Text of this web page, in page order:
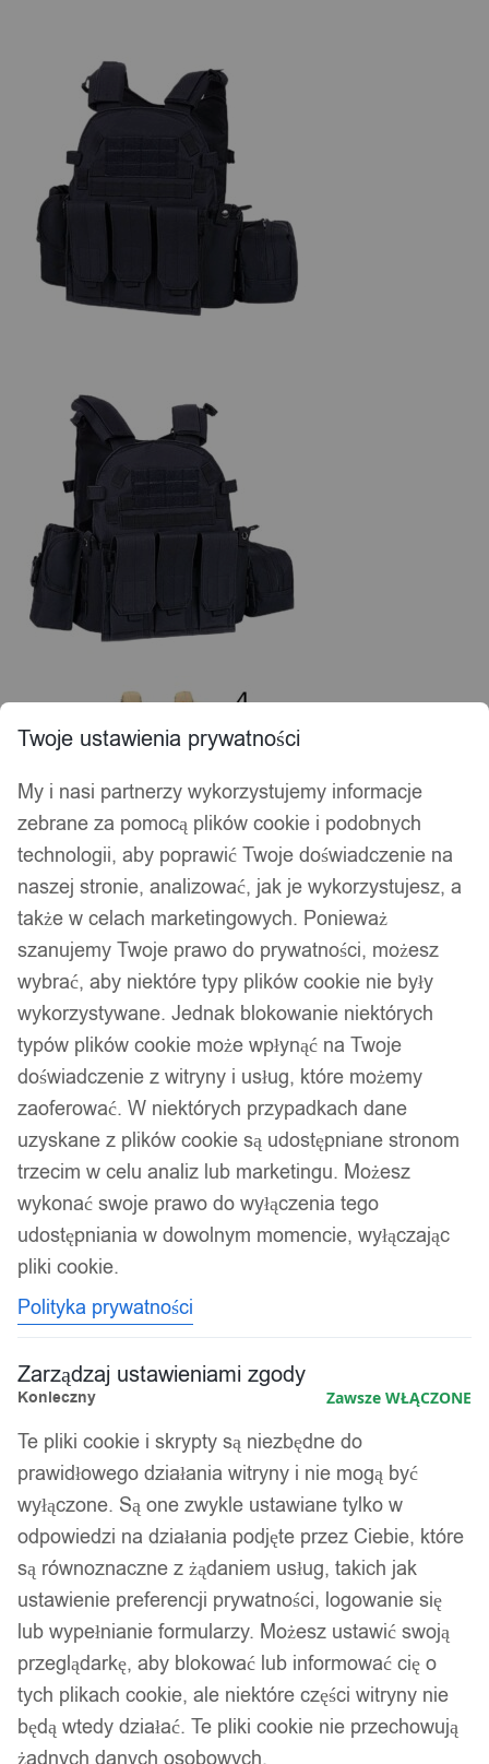
Twoje ustawienia prywatności
My i nasi partnerzy wykorzystujemy informacje
zebrane za pomocą plików cookie i podobnych
technologii, aby poprawić Twoje doświadczenie na
naszej stronie, analizować, jak je wykorzystujesz, a
także w celach marketingowych. Ponieważ
szanujemy Twoje prawo do prywatności, możesz
wybrać, aby niektóre typy plików cookie nie były
wykorzystywane. Jednak blokowanie niektórych
typów plików cookie może wpłynąć na Twoje
doświadczenie z witryny i usług, które możemy
zaoferować. W niektórych przypadkach dane
uzyskane z plików cookie są udostępniane stronom
trzecim w celu analiz lub marketingu. Możesz
wykonać swoje prawo do wyłączenia tego
udostępniania w dowolnym momencie, wyłączając
pliki cookie.
Polityka prywatności
Zarządzaj ustawieniami zgody
Konieczny Zawsze WŁĄCZONE
Te pliki cookie i skrypty są niezbędne do
prawidłowego działania witryny i nie mogą być
wyłączone. Są one zwykle ustawiane tylko w
odpowiedzi na działania podjęte przez Ciebie, które
są równoznaczne z żądaniem usług, takich jak
ustawienie preferencji prywatności, logowanie się
lub wypełnianie formularzy. Możesz ustawić swoją
przeglądarkę, aby blokować lub informować cię o
tych plikach cookie, ale niektóre części witryny nie
będą wtedy działać. Te pliki cookie nie przechowują